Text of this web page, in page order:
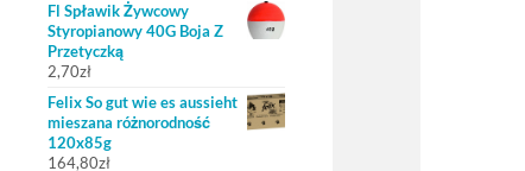
Fl Spławik Żywcowy
Styropianowy 40G Boja Z
Przetyczką
2,70zł
Felix So gut wie es aussieht
mieszana różnorodność
120x85g
164,80zł